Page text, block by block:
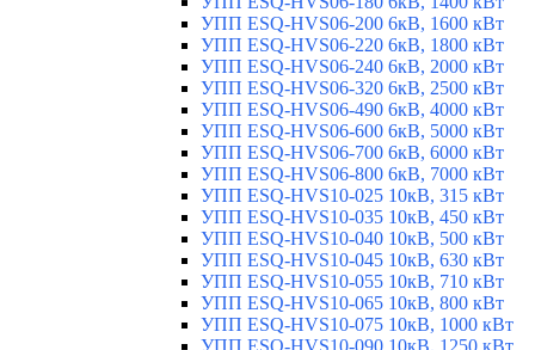
УПП ESQ-HVS06-200 6кВ, 1600 кВт
УПП ESQ-HVS06-220 6кВ, 1800 кВт
УПП ESQ-HVS06-240 6кВ, 2000 кВт
УПП ESQ-HVS06-320 6кВ, 2500 кВт
УПП ESQ-HVS06-490 6кВ, 4000 кВт
УПП ESQ-HVS06-600 6кВ, 5000 кВт
УПП ESQ-HVS06-700 6кВ, 6000 кВт
УПП ESQ-HVS06-800 6кВ, 7000 кВт
УПП ESQ-HVS10-025 10кВ, 315 кВт
УПП ESQ-HVS10-035 10кВ, 450 кВт
УПП ESQ-HVS10-040 10кВ, 500 кВт
УПП ESQ-HVS10-045 10кВ, 630 кВт
УПП ESQ-HVS10-055 10кВ, 710 кВт
УПП ESQ-HVS10-065 10кВ, 800 кВт
УПП ESQ-HVS10-075 10кВ, 1000 кВт